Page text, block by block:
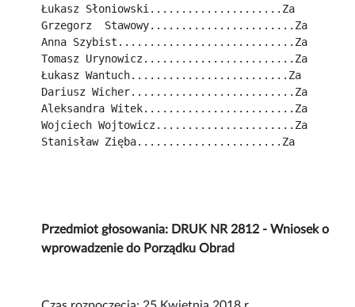
Łukasz Słoniowski.....................Za
Grzegorz  Stawowy.......................Za
Anna Szybist............................Za
Tomasz Urynowicz........................Za
Łukasz Wantuch.........................Za
Dariusz Wicher..........................Za
Aleksandra Witek........................Za
Wojciech Wojtowicz......................Za
Stanisław Zięba.......................Za
Przedmiot głosowania: DRUK NR 2812 - Wniosek o
wprowadzenie do Porządku Obrad